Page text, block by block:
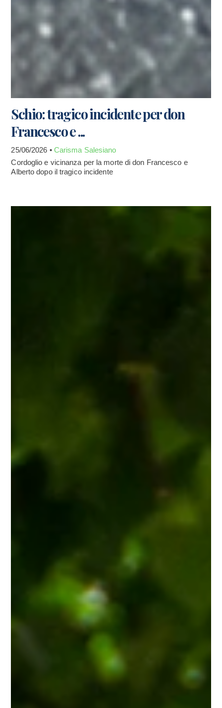
Schio: tragico incidente per don
Francesco e ...
25/06/2026 • Carisma Salesiano
Cordoglio e vicinanza per la morte di don Francesco e
Alberto dopo il tragico incidente